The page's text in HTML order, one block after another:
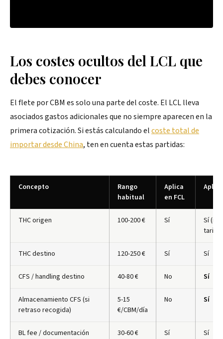
Los costes ocultos del LCL que
debes conocer
El flete por CBM es solo una parte del coste. El LCL lleva
asociados gastos adicionales que no siempre aparecen en la
primera cotización. Si estás calculando elcoste total de
importar desde China, ten en cuenta estas partidas:
Concepto
Rango
habitual
Aplica
en FCL
THC origen 100-200 € Sí
Sí
tarifa
THC destino 120-250 € Sí Sí
CFS / handling destino 40-80 € No Sí
Almacenamiento CFS (si
retraso recogida)
5-15
€/CBM/día
No Sí
BL fee / documentación 30-60 € Sí Sí